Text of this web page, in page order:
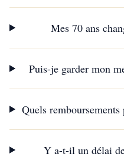
Mes 70 ans
Puis-je garder mon
Quels
Y a-t-il un délai